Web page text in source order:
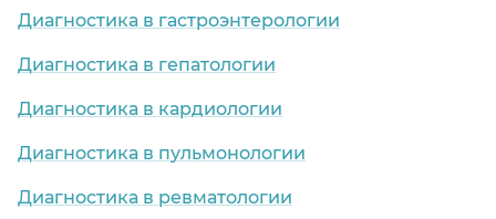
Диагностика в гастроэнтерологии
Диагностика в гепатологии
Диагностика в кардиологии
Диагностика в пульмонологии
Диагностика в ревматологии